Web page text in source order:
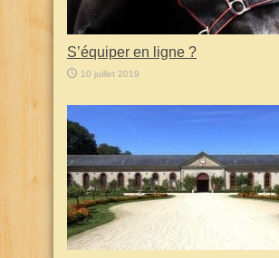
S’équiper en ligne ?
10 juillet 2019